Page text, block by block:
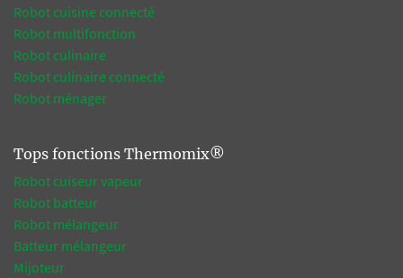
Robot cuisine connecté
Robot multifonction
Robot culinaire
Robot culinaire connecté
Robot ménager
Tops fonctions Thermomix®
Robot cuiseur vapeur
Robot batteur
Robot mélangeur
Batteur mélangeur
Mijoteur